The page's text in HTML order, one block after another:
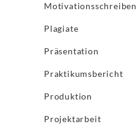
Motivationsschreiben
Plagiate
Präsentation
Praktikumsbericht
Produktion
Projektarbeit